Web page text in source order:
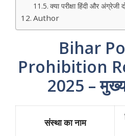
क्या परीक्षा हिंदी और अंग्रेजी
Author
Bihar
Prohibition
2025 –
संस्था का नाम